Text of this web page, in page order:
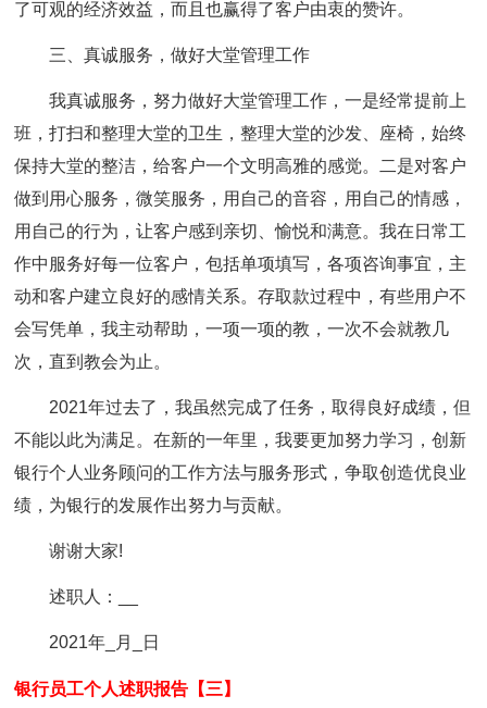
了可观的经济效益，而且也赢得了客户由衷的赞许。
三、真诚服务，做好大堂管理工作
我真诚服务，努力做好大堂管理工作，一是经常提前上
班，打扫和整理大堂的卫生，整理大堂的沙发、座椅，始终
保持大堂的整洁，给客户一个文明高雅的感觉。二是对客户
做到用心服务，微笑服务，用自己的音容，用自己的情感，
用自己的行为，让客户感到亲切、愉悦和满意。我在日常工
作中服务好每一位客户，包括单项填写，各项咨询事宜，主
动和客户建立良好的感情关系。存取款过程中，有些用户不
会写凭单，我主动帮助，一项一项的教，一次不会就教几
次，直到教会为止。
2021年过去了，我虽然完成了任务，取得良好成绩，但
不能以此为满足。在新的一年里，我要更加努力学习，创新
银行个人业务顾问的工作方法与服务形式，争取创造优良业
绩，为银行的发展作出努力与贡献。
谢谢大家!
述职人：__
2021年_月_日
银行员工个人述职报告【三】